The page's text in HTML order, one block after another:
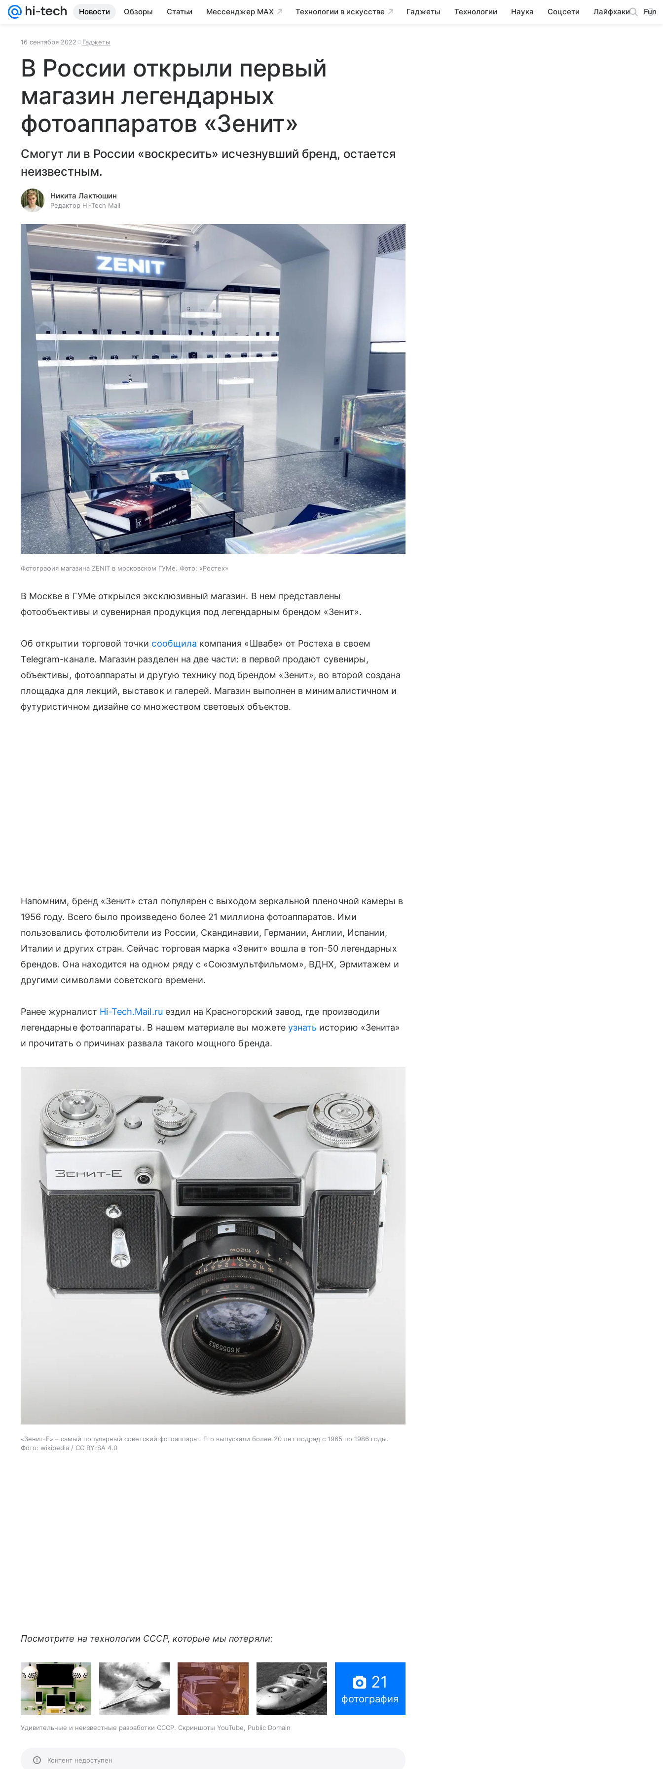
Новости Обзоры Статьи Мессенджер MAX Технологии в искусстве Гаджеты Технологии Наука Соцсети Лайфхаки Fun
16 сентября 2022 Гаджеты
В России открыли первый
магазин легендарных
фотоаппаратов «Зенит»
Смогут ли в России «воскресить» исчезнувший бренд, остается
неизвестным.
Никита Лактюшин
Редактор Hi-Tech Mail
Фотография магазина ZENIT в московском ГУМе. Фото: «Ростех»
В Москве в ГУМе открылся эксклюзивный магазин. В нем представлены
фотообъективы и сувенирная продукция под легендарным брендом «Зенит».
Об открытии торговой точки сообщила компания «Швабе» от Ростеха в своем
Telegram-канале. Магазин разделен на две части: в первой продают сувениры,
объективы, фотоаппараты и другую технику под брендом «Зенит», во второй создана
площадка для лекций, выставок и галерей. Магазин выполнен в минималистичном и
футуристичном дизайне со множеством световых объектов.
Напомним, бренд «Зенит» стал популярен с выходом зеркальной пленочной камеры в
1956 году. Всего было произведено более 21 миллиона фотоаппаратов. Ими
пользовались фотолюбители из России, Скандинавии, Германии, Англии, Испании,
Италии и других стран. Сейчас торговая марка «Зенит» вошла в топ-50 легендарных
брендов. Она находится на одном ряду с «Союзмультфильмом», ВДНХ, Эрмитажем и
другими символами советского времени.
Ранее журналист Hi-Tech.Mail.ru ездил на Красногорский завод, где производили
легендарные фотоаппараты. В нашем материале вы можете узнать историю «Зенита»
и прочитать о причинах развала такого мощного бренда.
«Зенит-Е» – самый популярный советский фотоаппарат. Его выпускали более 20 лет подряд с 1965 по 1986 годы.
Фото: wikipedia / CC BY-SA 4.0
Посмотрите на технологии СССР, которые мы потеряли:
21
фотография
Удивительные и неизвестные разработки СССР. Скриншоты YouTube, Public Domain
Контент недоступен